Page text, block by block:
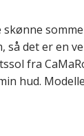
det er en
fra
hud.